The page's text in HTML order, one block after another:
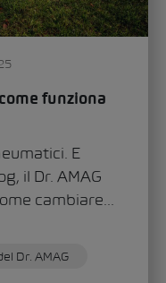
Consigli e
l’autonomia
ma di solito